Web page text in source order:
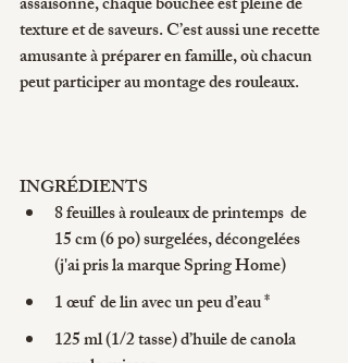
assaisonné, chaque bouchée est pleine de
texture et de saveurs. C’est aussi une recette
amusante à préparer en famille, où chacun
peut participer au montage des rouleaux.
INGRÉDIENTS
8 feuilles à rouleaux de printemps  de
15 cm (6 po) surgelées, décongelées
(j'ai pris la marque Spring Home)
1 œuf  de lin avec un peu d’eau *
125 ml (1/2 tasse) d’huile de canola